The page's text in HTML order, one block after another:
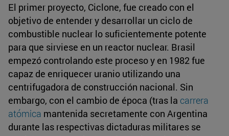
El primer proyecto, Ciclone, fue creado con el
objetivo de entender y desarrollar un ciclo de
combustible nuclear lo suficientemente potente
para que sirviese en un reactor nuclear. Brasil
empezó controlando este proceso y en 1982 fue
capaz de enriquecer uranio utilizando una
centrifugadora de construcción nacional. Sin
embargo, con el cambio de época (tras la carrera
atómica mantenida secretamente con Argentina
durante las respectivas dictaduras militares se